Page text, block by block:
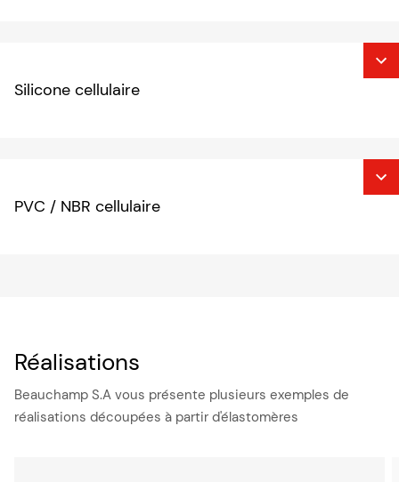
Silicone cellulaire
PVC / NBR cellulaire
Réalisations
Beauchamp S.A vous présente plusieurs exemples de
réalisations découpées à partir d'élastomères